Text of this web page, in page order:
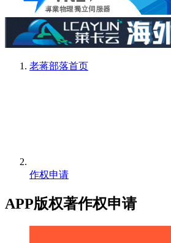
老蒋部落首页
作权申请
APP版权著作权申请